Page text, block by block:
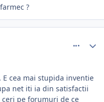
?
cea mai stupida inventie
net iti ia din satisfactii
pe forumuri de ce